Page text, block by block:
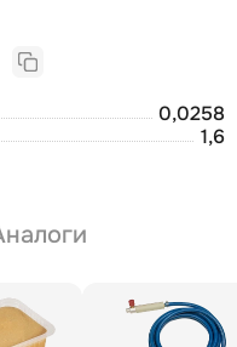
0,0258
1,6